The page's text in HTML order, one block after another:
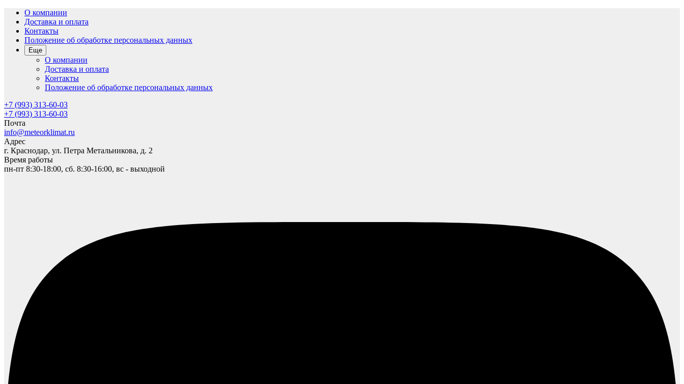
О компании
Доставка и оплата
Контакты
Положение об обработке персональных данных
Еще
О компании
Доставка и оплата
Контакты
Положение об обработке персональных данных
+7 (993) 313-60-03
+7 (993) 313-60-03
Почта
info@meteorklimat.ru
Адрес
г. Краснодар, ул. Петра Метальникова, д. 2
Время работы
пн-пт 8:30-18:00, сб. 8:30-16:00, вс - выходной